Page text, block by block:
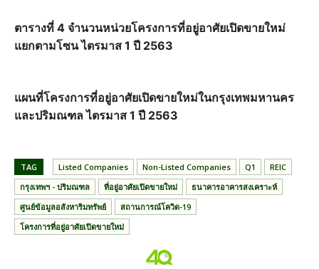
ตารางที่ 4 จำนวนหน่วยโครงการที่อยู่อาศัยเปิดขายใหม่
แยกตามโซน ไตรมาส 1 ปี 2563
แผนที่โครงการที่อยู่อาศัยเปิดขายใหม่ในกรุงเทพมหานคร
และปริมณฑล ไตรมาส 1 ปี 2563
TAG Listed Companies Non-Listed Companies Q1
REIC
กรุงเทพฯ - ปริมณฑล
ที่อยู่อาศัยเปิดขายใหม่
ธนาคารอาคารสงเคราะห์
ศูนย์ข้อมูลอสังหาริมทรัพย์
สถานการณ์โควิด-19
โครงการที่อยู่อาศัยเปิดขายใหม่